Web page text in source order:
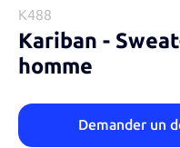
K488
Kariban -
homme
Demander un